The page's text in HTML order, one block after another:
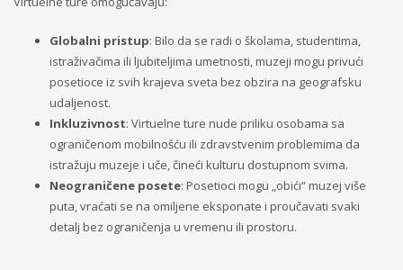
Globalni pristup: Bilo da se radi o školama, studentima,
istraživačima ili ljubiteljima umetnosti, muzeji mogu privući
posetioce iz svih krajeva sveta bez obzira na geografsku
udaljenost.
Inkluzivnost: Virtuelne ture nude priliku osobama sa
ograničenom mobilnošću ili zdravstvenim problemima da
istražuju muzeje i uče, čineći kulturu dostupnom svima.
Neograničene posete: Posetioci mogu „obići“ muzej više
puta, vraćati se na omiljene eksponate i proučavati svaki
detalj bez ograničenja u vremenu ili prostoru.